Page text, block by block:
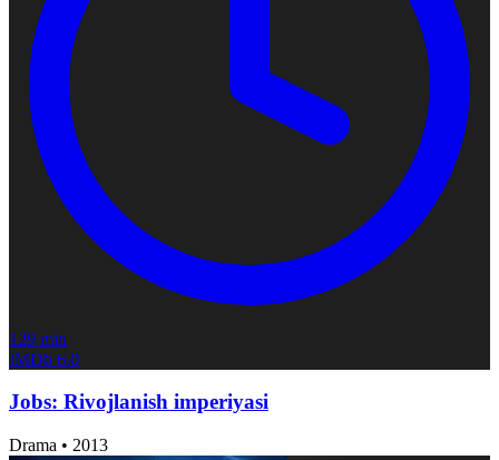
129 min
IMDb 6.0
Jobs: Rivojlanish imperiyasi
Drama • 2013